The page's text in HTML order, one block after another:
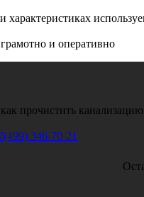
характеристиках
и оперативно
прочистить
346-70-21